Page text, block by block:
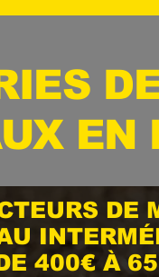
EN
DE
400€ À